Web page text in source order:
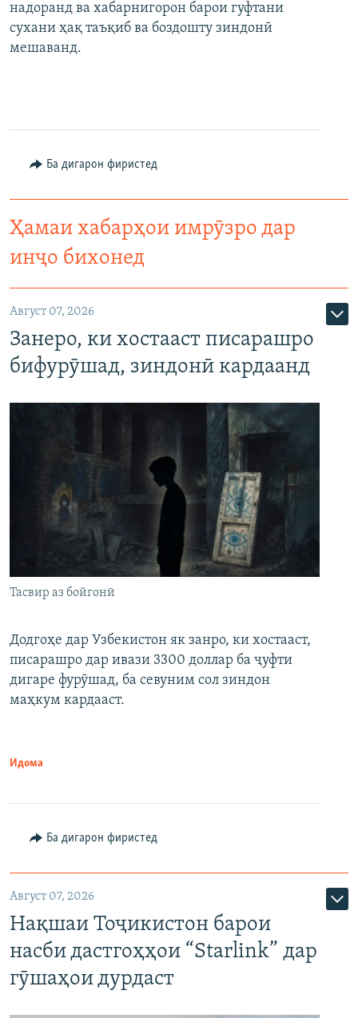
надоранд ва хабарнигорон барои гуфтани
сухани ҳақ таъқиб ва боздошту зиндонӣ
мешаванд.
Ба дигарон фиристед
Ҳамаи хабарҳои имрӯзро дар
инҷо бихонед
Август 07, 2026
Занеро, ки хостааст писарашро
бифурӯшад, зиндонӣ кардаанд
Тасвир аз бойгонӣ
Додгоҳе дар Узбекистон як занро, ки хостааст,
писарашро дар ивази 3300 доллар ба ҷуфти
дигаре фурӯшад, ба севуним сол зиндон
маҳкум кардааст.
Идома
Ба дигарон фиристед
Август 07, 2026
Нақшаи Тоҷикистон барои
насби дастгоҳҳои “Starlink” дар
гӯшаҳои дурдаст